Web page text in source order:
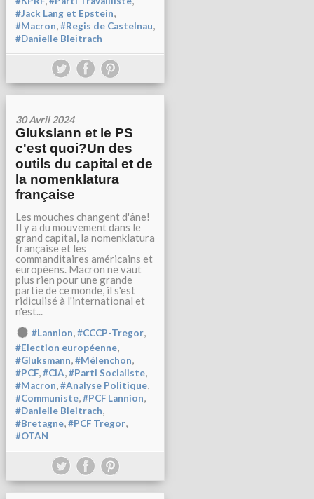
#Jack Lang et Epstein,
#Macron,#Regis de Castelnau,
#Danielle Bleitrach
30 Avril 2024
Glukslann et le PS
c'est quoi?Un des
outils du capital et de
la nomenklatura
française
Les mouches changent d'âne!
Il y a du mouvement dans le
grand capital, la nomenklatura
française et les
commanditaires américains et
européens. Macron ne vaut
plus rien pour une grande
partie de ce monde, il s'est
ridiculisé à l'international et
n'est...
#Lannion,#CCCP-Tregor,
#Election européenne,
#Gluksmann,#Mélenchon,
#PCF,#CIA,#Parti Socialiste,
#Macron,#Analyse Politique,
#Communiste,#PCF Lannion,
#Danielle Bleitrach,
#Bretagne,#PCF Tregor,
#OTAN